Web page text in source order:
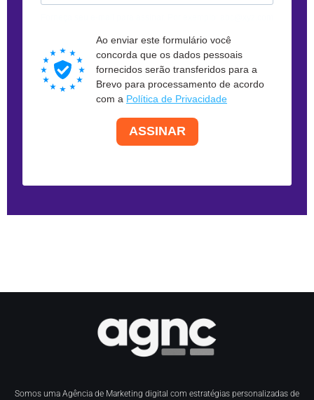
Ao enviar este formulário você
concorda que os dados pessoais
fornecidos serão transferidos para a
Brevo para processamento de acordo
com a Política de Privacidade
ASSINAR
Somos uma Agência de Marketing digital com estratégias personalizadas de